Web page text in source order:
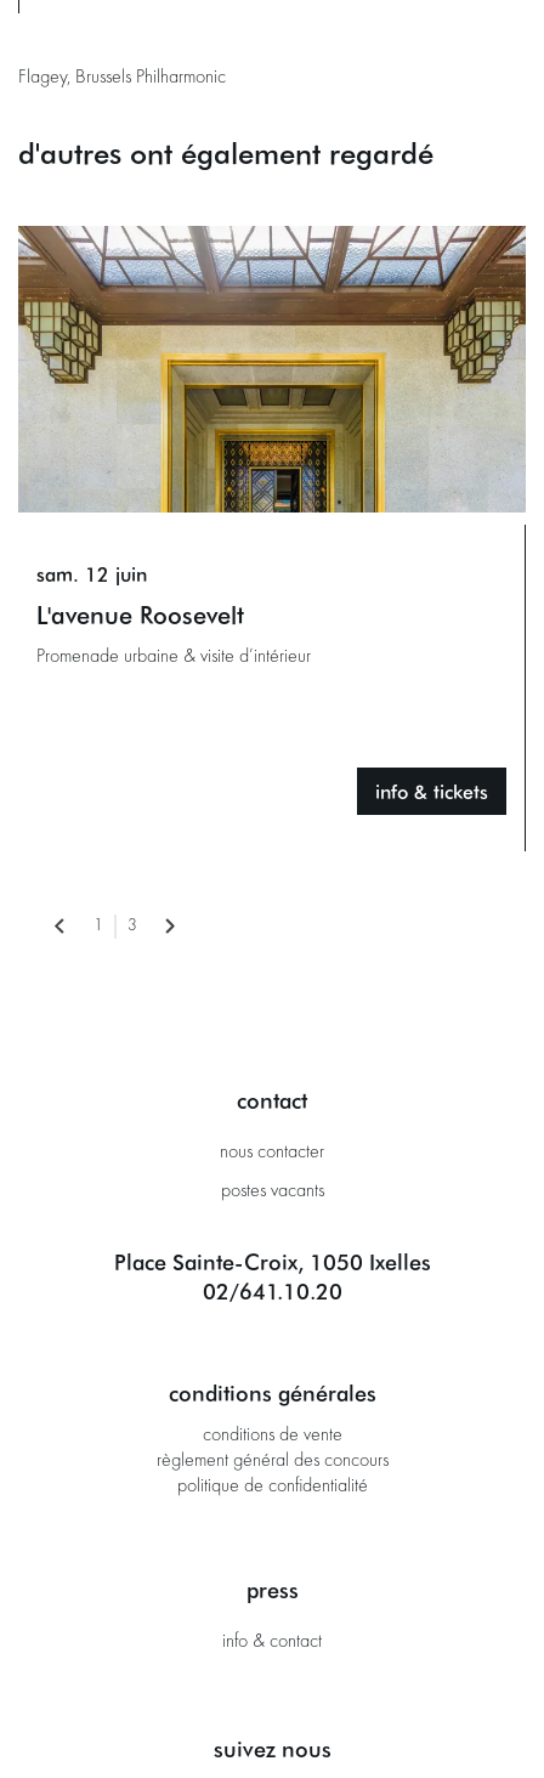
Flagey, Brussels Philharmonic
d'autres ont également regardé
L'avenue Roosevelt
Promenade urbaine & visite d’intérieur
sam. 12 juin
info & tickets
3
contact
nous contacter
postes vacants
Place Sainte-Croix, 1050 Ixelles
02/641.10.20
conditions générales
conditions de vente
règlement général des concours
politique de confidentialité
press
info & contact
suivez nous